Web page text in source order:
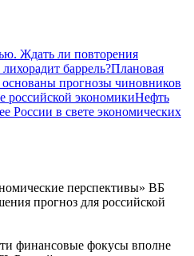
Ждать ли повторения
баррель?Плановая
прогнозы чиновников
российской экономикиНефть
России в свете экономических
перспективы» ВБ
прогноз для российской
финансовые фокусы вполне